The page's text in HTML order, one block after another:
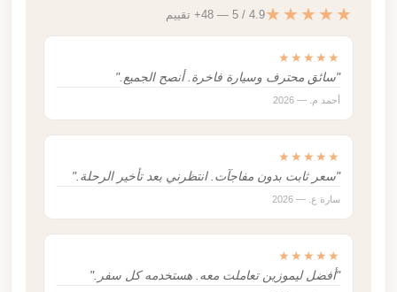
★★★★★4.9 / 5 — 48+ تقييم
★★★★★
"سائق محترف وسيارة فاخرة. أنصح الجميع."
أحمد م. — 2026
★★★★★
"سعر ثابت بدون مفاجآت. انتظرني بعد تأخير الرحلة."
سارة ع. — 2026
★★★★★
"أفضل ليموزين تعاملت معه. هستخدمه كل سفر."